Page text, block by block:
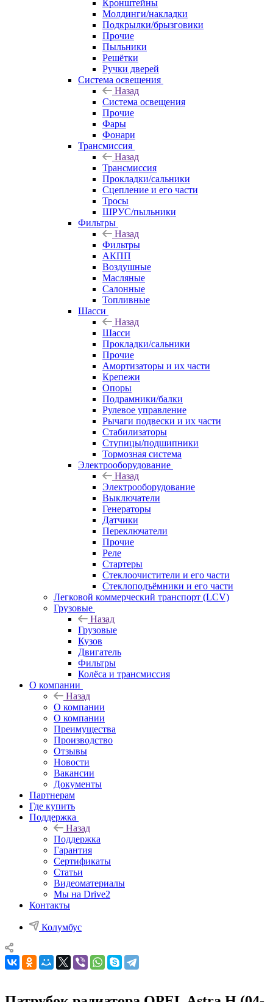
Кронштейны
Молдинги/накладки
Подкрылки/брызговики
Прочие
Пыльники
Решётки
Ручки дверей
Система освещения
Назад
Система освещения
Прочие
Фары
Фонари
Трансмиссия
Назад
Трансмиссия
Прокладки/сальники
Сцепление и его части
Тросы
ШРУС/пыльники
Фильтры
Назад
Фильтры
АКПП
Воздушные
Масляные
Салонные
Топливные
Шасси
Назад
Шасси
Прокладки/сальники
Прочие
Амортизаторы и их части
Крепежи
Опоры
Подрамники/балки
Рулевое управление
Рычаги подвески и их части
Стабилизаторы
Ступицы/подшипники
Тормозная система
Электрооборудование
Назад
Электрооборудование
Выключатели
Генераторы
Датчики
Переключатели
Прочие
Реле
Стартеры
Стеклоочистители и его части
Стеклоподъёмники и его части
Легковой коммерческий транспорт (LCV)
Грузовые
Назад
Грузовые
Кузов
Двигатель
Фильтры
Колёса и трансмиссия
О компании
Назад
О компании
О компании
Преимущества
Производство
Отзывы
Новости
Вакансии
Документы
Партнерам
Где купить
Поддержка
Назад
Поддержка
Гарантия
Сертификаты
Статьи
Видеоматериалы
Мы на Drive2
Контакты
Колумбус